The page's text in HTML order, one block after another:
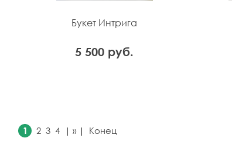
Букет Интрига
5 500 руб.
1 2 3 4 | » | Конец